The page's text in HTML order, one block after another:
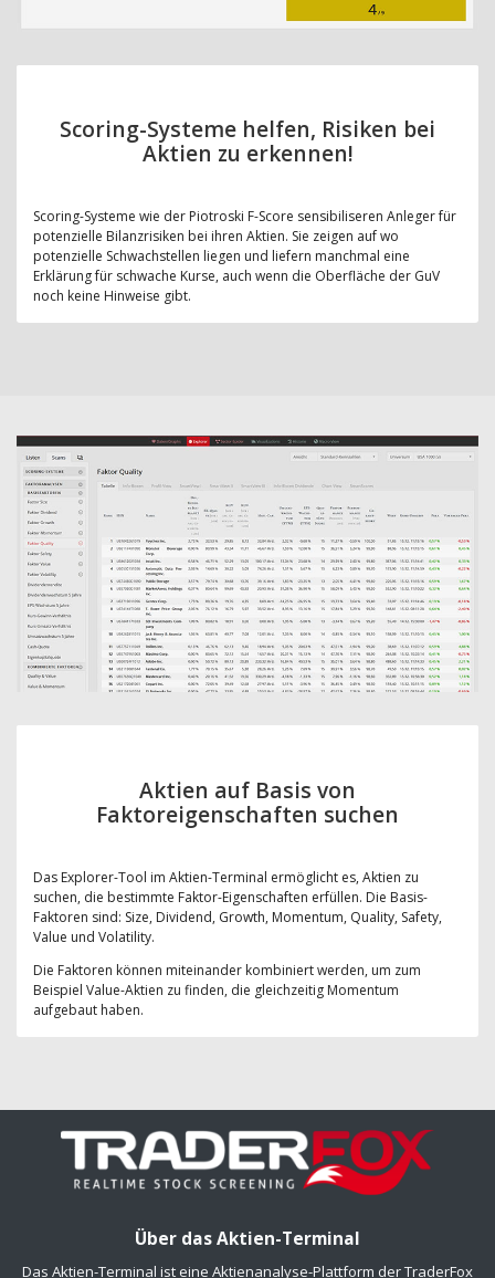
Scoring-Systeme helfen, Risiken bei
Aktien zu erkennen!
Scoring-Systeme wie der Piotroski F-Score sensibiliseren Anleger für
potenzielle Bilanzrisiken bei ihren Aktien. Sie zeigen auf wo
potenzielle Schwachstellen liegen und liefern manchmal eine
Erklärung für schwache Kurse, auch wenn die Oberfläche der GuV
noch keine Hinweise gibt.
Aktien auf Basis von
Faktoreigenschaften suchen
Das Explorer-Tool im Aktien-Terminal ermöglicht es, Aktien zu
suchen, die bestimmte Faktor-Eigenschaften erfüllen. Die Basis-
Faktoren sind: Size, Dividend, Growth, Momentum, Quality, Safety,
Value und Volatility.
Die Faktoren können miteinander kombiniert werden, um zum
Beispiel Value-Aktien zu finden, die gleichzeitig Momentum
aufgebaut haben.
Über das Aktien-Terminal
Das Aktien-Terminal ist eine Aktienanalyse-Plattform der TraderFox